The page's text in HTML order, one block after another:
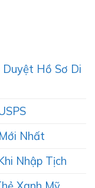
Duyệt Hồ Sơ Di
Nhất
Nhập Tịch